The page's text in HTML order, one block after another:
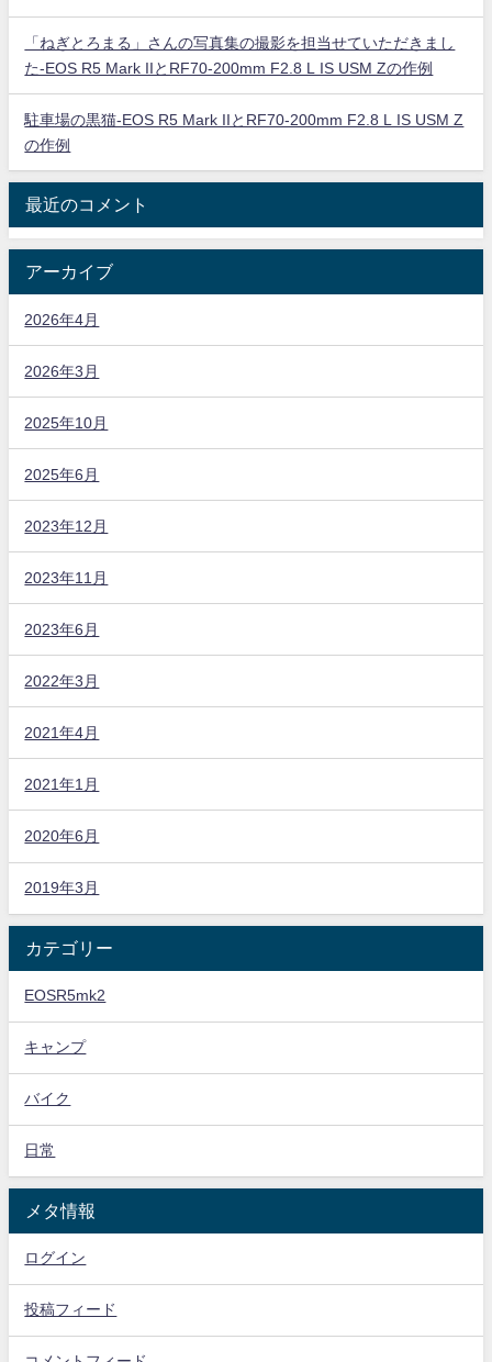
「ねぎとろまる」さんの写真集の撮影を担当せていただきまし
た-EOS R5 Mark IIとRF70-200mm F2.8 L IS USM Zの作例
駐車場の黒猫-EOS R5 Mark IIとRF70-200mm F2.8 L IS USM Z
の作例
最近のコメント
アーカイブ
2026年4月
2026年3月
2025年10月
2025年6月
2023年12月
2023年11月
2023年6月
2022年3月
2021年4月
2021年1月
2020年6月
2019年3月
カテゴリー
EOSR5mk2
キャンプ
バイク
日常
メタ情報
ログイン
投稿フィード